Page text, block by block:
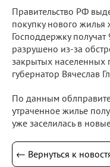
Правительство РФ
покупку нового жилья
Господдержку
разрушено из-за
закрытых населенных
губернатор Вячеслав
По данным
утраченное жилье
уже заселилась в
← Вернуться к